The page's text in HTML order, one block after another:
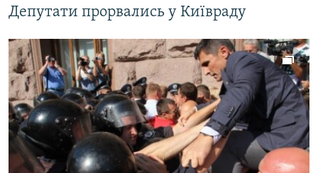
Депутати прорвались у Київраду